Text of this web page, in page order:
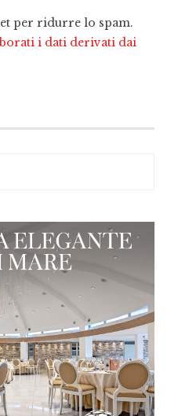
per ridurre lo spam.
i dati derivati dai